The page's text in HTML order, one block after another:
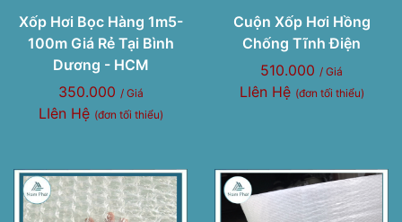
Xốp Hơi Bọc Hàng 1m5-
100m Giá Rẻ Tại Bình
Dương - HCM
350.000 / Giá
LIên Hệ (đơn tối thiểu)
Cuộn Xốp Hơi Hồng
Chống Tĩnh Điện
510.000 / Giá
LIên Hệ (đơn tối thiểu)